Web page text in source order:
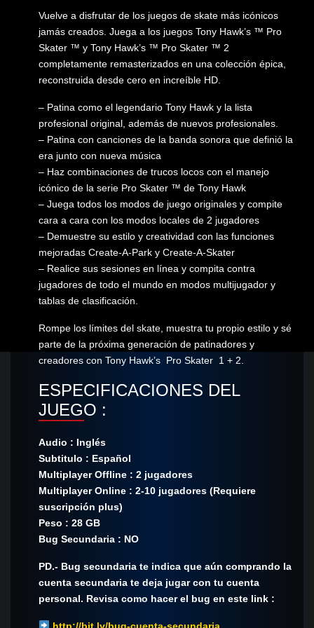
Vuelve a disfrutar de los juegos de skate más icónicos
jamás creados. Juega a los juegos Tony Hawk’s ™ Pro
Skater ™ y Tony Hawk’s ™ Pro Skater ™ 2
completamente remasterizados en una colección épica,
reconstruida desde cero en increíble HD.
– Patina como el legendario Tony Hawk y la lista
profesional original, además de nuevos profesionales.
– Patina con canciones de la banda sonora que definió la
era junto con nueva música
– Haz combinaciones de trucos locos con el manejo
icónico de la serie Pro Skater ™ de Tony Hawk
– Juega todos los modos de juego originales y compite
cara a cara con los modos locales de 2 jugadores
– Demuestre su estilo y creatividad con las funciones
mejoradas Create-A-Park y Create-A-Skater
– Realice sus sesiones en línea y compita contra
jugadores de todo el mundo en modos multijugador y
tablas de clasificación.
Rompe los límites del skate, muestra tu propio estilo y sé
parte de la próxima generación de patinadores y
creadores con Tony Hawk’s Pro Skater 1 + 2.
ESPECIFICACIONES DEL
JUEGO :
Audio : Inglés
Subtitulo : Español
Multiplayer Offline : 2 jugadores
Multiplayer Online : 2-10 jugadores (Requiere
suscripción plus)
Peso : 28 GB
Bug Secundaria : NO
PD.- Bug secundaria te indica que aún comprando la
cuenta secundaria te deja jugar con tu cuenta
personal. Revisa como hacer el bug en este link :